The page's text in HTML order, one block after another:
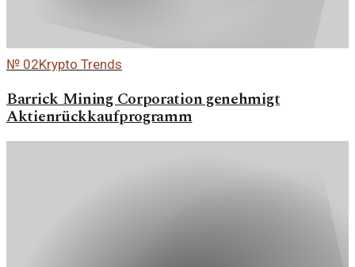
№ 02Krypto Trends
Barrick Mining Corporation genehmigt
Aktienrückkaufprogramm